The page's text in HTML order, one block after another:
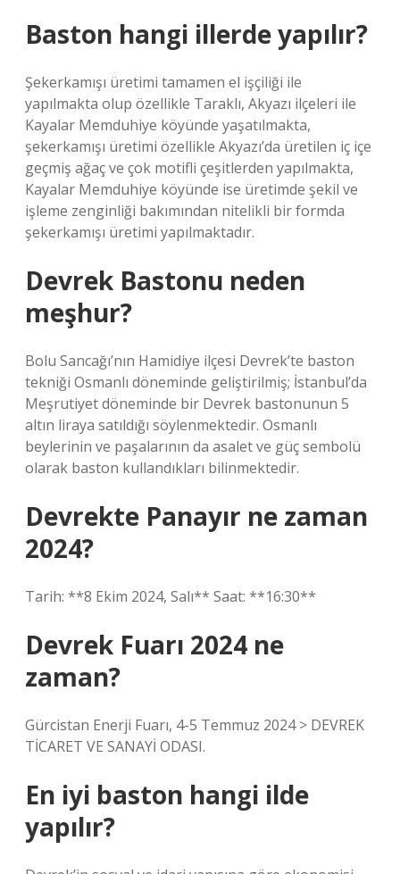
Baston hangi illerde yapılır?
Şekerkamışı üretimi tamamen el işçiliği ile
yapılmakta olup özellikle Taraklı, Akyazı ilçeleri ile
Kayalar Memduhiye köyünde yaşatılmakta,
şekerkamışı üretimi özellikle Akyazı’da üretilen iç içe
geçmiş ağaç ve çok motifli çeşitlerden yapılmakta,
Kayalar Memduhiye köyünde ise üretimde şekil ve
işleme zenginliği bakımından nitelikli bir formda
şekerkamışı üretimi yapılmaktadır.
Devrek Bastonu neden
meşhur?
Bolu Sancağı’nın Hamidiye ilçesi Devrek’te baston
tekniği Osmanlı döneminde geliştirilmiş; İstanbul’da
Meşrutiyet döneminde bir Devrek bastonunun 5
altın liraya satıldığı söylenmektedir. Osmanlı
beylerinin ve paşalarının da asalet ve güç sembolü
olarak baston kullandıkları bilinmektedir.
Devrekte Panayır ne zaman
2024?
Tarih: **8 Ekim 2024, Salı** Saat: **16:30**
Devrek Fuarı 2024 ne
zaman?
Gürcistan Enerji Fuarı, 4-5 Temmuz 2024 > DEVREK
TİCARET VE SANAYİ ODASI.
En iyi baston hangi ilde
yapılır?